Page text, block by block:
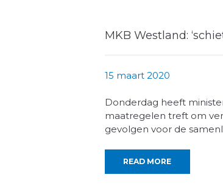
MKB Westland:
15 maart 2020
Donderdag heeft
maatregelen treft om
gevolgen voor de
READ MORE